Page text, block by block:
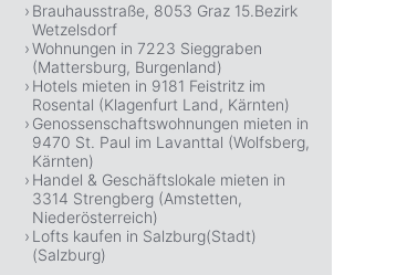
Brauhausstraße, 8053 Graz 15.Bezirk
Wetzelsdorf
Wohnungen in 7223 Sieggraben
(Mattersburg, Burgenland)
Hotels mieten in 9181 Feistritz im
Rosental (Klagenfurt Land, Kärnten)
Genossenschaftswohnungen mieten in
9470 St. Paul im Lavanttal (Wolfsberg,
Kärnten)
Handel & Geschäftslokale mieten in
3314 Strengberg (Amstetten,
Niederösterreich)
Lofts kaufen in Salzburg(Stadt)
(Salzburg)